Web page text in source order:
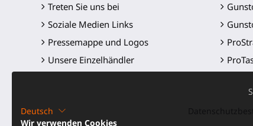
Treten Sie uns bei
Soziale Medien Links
Pressemappe und Logos
Unsere Einzelhändler
Deutsch
Wir verwenden Cookies